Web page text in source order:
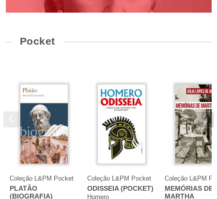
Pocket
Coleção L&PM Pocket
PLATÃO
(BIOGRAFIA)
Coleção L&PM Pocket
ODISSEIA (POCKET)
Homero
Coleção L&PM
MEMÓRIAS DE
MARTHA